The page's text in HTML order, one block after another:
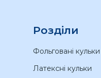
Розділи
Фольговані кульки
Латексні кульки